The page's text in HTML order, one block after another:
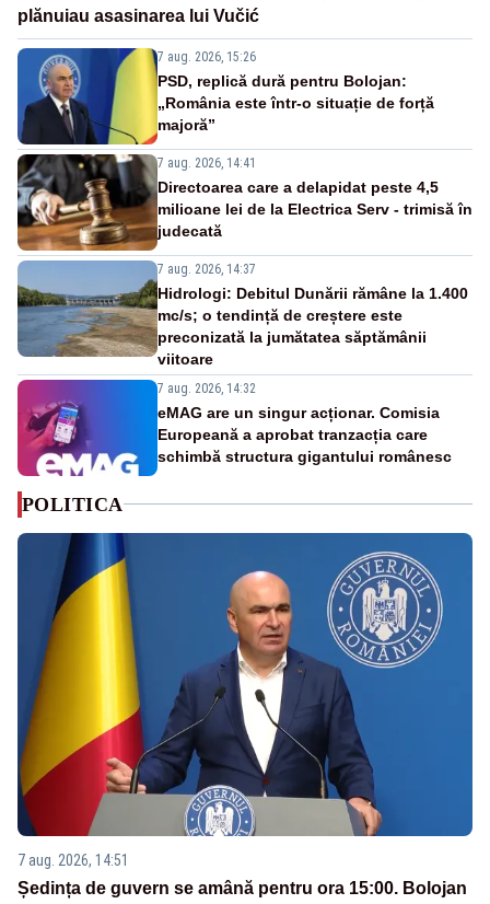
plănuiau asasinarea lui Vučić
7 aug. 2026, 15:26
PSD, replică dură pentru Bolojan:
„România este într-o situație de forță
majoră”
7 aug. 2026, 14:41
Directoarea care a delapidat peste 4,5
milioane lei de la Electrica Serv - trimisă în
judecată
7 aug. 2026, 14:37
Hidrologi: Debitul Dunării rămâne la 1.400
mc/s; o tendință de creștere este
preconizată la jumătatea săptămânii
viitoare
7 aug. 2026, 14:32
eMAG are un singur acționar. Comisia
Europeană a aprobat tranzacția care
schimbă structura gigantului românesc
POLITICA
7 aug. 2026, 14:51
Ședința de guvern se amână pentru ora 15:00. Bolojan